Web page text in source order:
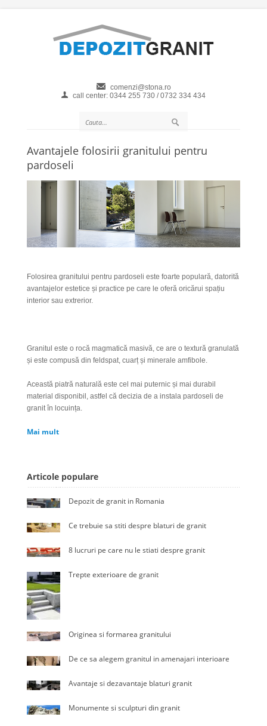
comenzi@stona.ro
call center: 0344 255 730 / 0732 334 434
Avantajele folosirii granitului pentru
pardoseli
Folosirea granitului pentru pardoseli este foarte populară, datorită
avantajelor estetice și practice pe care le oferă oricărui spațiu
interior sau extrerior.
Granitul este o rocă magmatică masivă, ce are o textură granulată
și este compusă din feldspat, cuarț și minerale amfibole.
Această piatră naturală este cel mai puternic și mai durabil
material disponibil, astfel că decizia de a instala pardoseli de
granit în locuința.
Mai mult
Articole populare
Depozit de granit in Romania
Ce trebuie sa stiti despre blaturi de granit
8 lucruri pe care nu le stiati despre granit
Trepte exterioare de granit
Originea si formarea granitului
De ce sa alegem granitul in amenajari interioare
Avantaje si dezavantaje blaturi granit
Monumente si sculpturi din granit